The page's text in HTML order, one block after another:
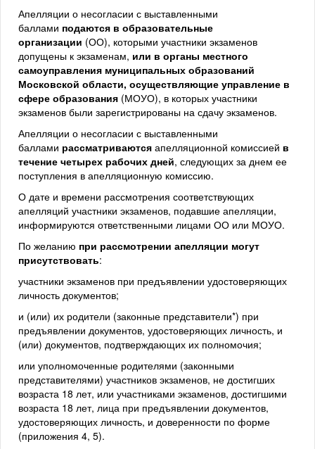
Апелляции о несогласии с выставленными
баллами подаются в образовательные
организации (ОО), которыми участники экзаменов
допущены к экзаменам, или в органы местного
самоуправления муниципальных образований
Московской области, осуществляющие управление в
сфере образования (МОУО), в которых участники
экзаменов были зарегистрированы на сдачу экзаменов.
Апелляции о несогласии с выставленными
баллами рассматриваются апелляционной комиссией в
течение четырех рабочих дней, следующих за днем ее
поступления в апелляционную комиссию.
О дате и времени рассмотрения соответствующих
апелляций участники экзаменов, подавшие апелляции,
информируются ответственными лицами ОО или МОУО.
По желанию при рассмотрении апелляции могут
присутствовать:
участники экзаменов при предъявлении удостоверяющих
личность документов;
и (или) их родители (законные представители*) при
предъявлении документов, удостоверяющих личность, и
(или) документов, подтверждающих их полномочия;
или уполномоченные родителями (законными
представителями) участников экзаменов, не достигших
возраста 18 лет, или участниками экзаменов, достигшими
возраста 18 лет, лица при предъявлении документов,
удостоверяющих личность, и доверенности по форме
(приложения 4, 5).